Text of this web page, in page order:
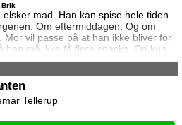
elsker mad. Han kan spise hele tiden.
Om eftermiddagen. Og om
Mor vil passe på at han ikke bliver for
han må ikke få flere snacks. Og kun
mad. Carsten bliver sur på mor. Han
tellerup.com/bog/4914/"Denne
Brik
Tellerup